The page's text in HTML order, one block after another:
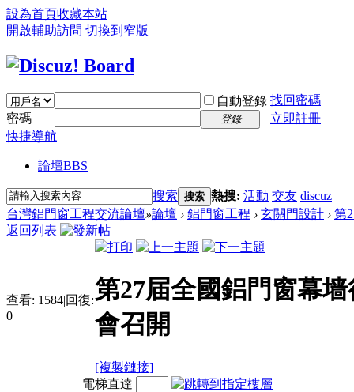
設為首頁收藏本站
開啟輔助訪問 切換到窄版
自動登錄 找回密碼
密碼
登錄
立即註冊
快捷導航
論壇BBS
搜索 搜索 熱搜: 活動 交友 discuz
台灣鋁門窗工程交流論壇»論壇 › 鋁門窗工程 › 玄關門設計 › 第
返回列表
查看: 1584|回復:
0
第27届全國鋁門窗幕
會召開
[複製鏈接]
電梯直達